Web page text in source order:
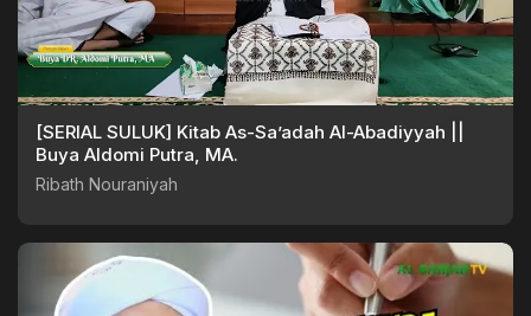
[SERIAL SULUK] Kitab As-Sa’adah Al-Abadiyyah ||
Buya Aldomi Putra, MA.
Ribath Nouraniyah